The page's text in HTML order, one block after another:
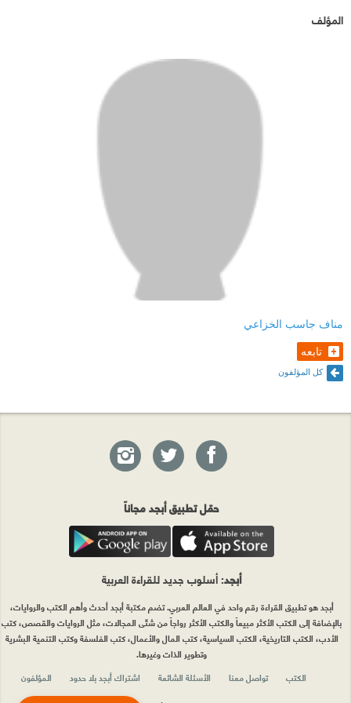
المؤلف
مناف جاسب الخزاعي
تابعه
كل المؤلفون
حمّل تطبيق أبجد مجاناً
أبجد: أسلوب جديد للقراءة العربية
أبجد هو تطبيق القراءة رقم واحد في العالم العربي. تضم مكتبة أبجد أحدث وأهم الكتب والروايات،
بالإضافة إلى الكتب الأكثر مبيعاً والكتب الأكثر رواجاً من شتّى المجالات، مثل الروايات والقصص، كتب
الأدب، الكتب التاريخية، الكتب السياسية، كتب المال والأعمال، كتب الفلسفة وكتب التنمية البشرية
وتطوير الذات وغيرها.
الكتب
تواصل معنا الأسئلة الشائعة اشتراك أبجد بلا حدود
المؤلفون